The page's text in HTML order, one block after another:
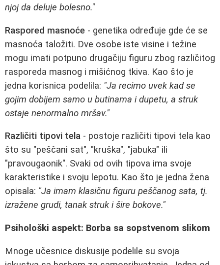
njoj da deluje bolesno."
Raspored masnoće - genetika određuje gde će se
masnoća taložiti. Dve osobe iste visine i težine
mogu imati potpuno drugačiju figuru zbog različitog
rasporeda masnog i mišićnog tkiva. Kao što je
jedna korisnica podelila: "Ja recimo uvek kad se
gojim dobijem samo u butinama i dupetu, a struk
ostaje nenormalno mršav."
Različiti tipovi tela - postoje različiti tipovi tela kao
što su "peščani sat", "kruška", "jabuka" ili
"pravougaonik". Svaki od ovih tipova ima svoje
karakteristike i svoju lepotu. Kao što je jedna žena
opisala: "Ja imam klasičnu figuru peščanog sata, tj.
izražene grudi, tanak struk i šire bokove."
Psihološki aspekt: Borba sa sopstvenom slikom
Mnoge učesnice diskusije podelile su svoja